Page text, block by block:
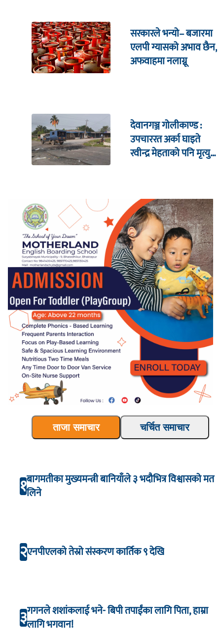
सरकारले भन्यो– बजारमा
एलपी ग्यासको अभाव छैन,
अफवाहमा नलाग्नू
देवानगञ्ज गोलीकाण्ड :
उपचाररत अर्का घाइते
रवीन्द्र मेहताको पनि मृत्यु,
ताजा समाचार चर्चित समाचार
१बागमतीका मुख्यमन्त्री बानियाँले ३ भदौभित्र विश्वासको मत
लिने
२एनपीएलको तेस्रो संस्करण कार्तिक ९ देखि
३गगनले शशांकलाई भने- बिपी तपाईंका लागि पिता, हाम्रा
लागि भगवान!